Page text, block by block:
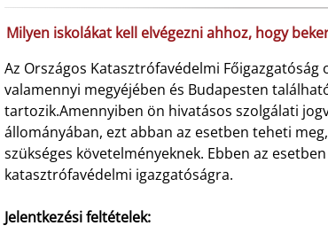
Milyen iskolákat kell elvégezni ahhoz, hogy
Az Országos Katasztrófavédelmi
valamennyi megyéjében és Budapesten
tartozik.Amennyiben ön hivatásos szolgálati
állományában, ezt abban az esetben teheti
szükséges követelményeknek. Ebben az
katasztrófavédelmi igazgatóságra.
Jelentkezési feltételek: